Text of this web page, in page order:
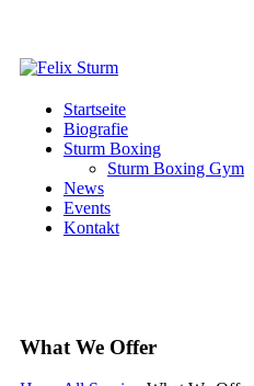
Startseite
Biografie
Sturm Boxing
Sturm Boxing Gym
News
Events
Kontakt
What We Offer